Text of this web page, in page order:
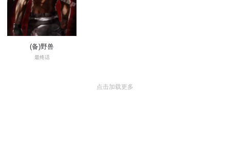
(备)野兽
最终话
点击加载更多